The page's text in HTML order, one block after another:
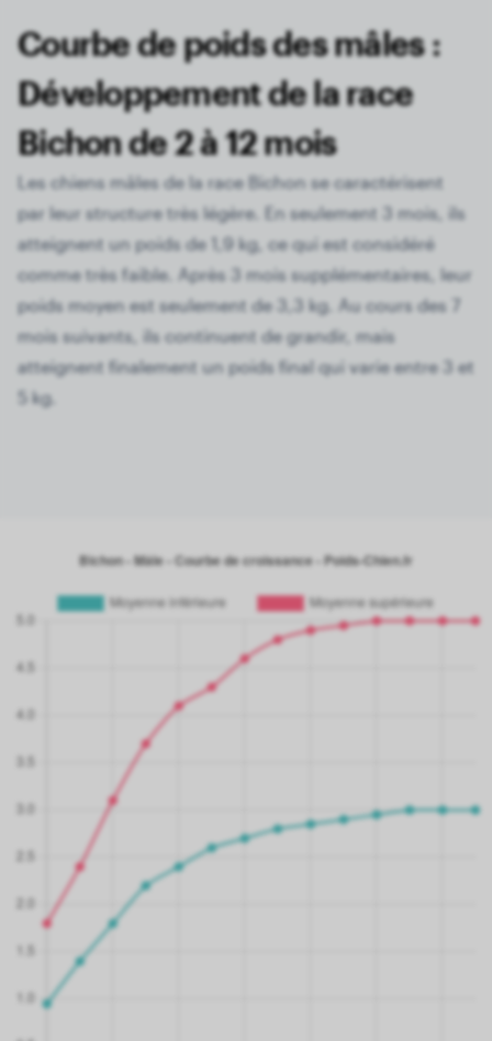
Courbe de poids des mâles :
Développement de la race
Bichon de 2 à 12 mois
Les chiens mâles de la race Bichon se caractérisent
par leur structure très légère. En seulement 3 mois, ils
atteignent un poids de 1,9 kg, ce qui est considéré
comme très faible. Après 3 mois supplémentaires, leur
poids moyen est seulement de 3,3 kg. Au cours des 7
mois suivants, ils continuent de grandir, mais
atteignent finalement un poids final qui varie entre 3 et
5 kg.